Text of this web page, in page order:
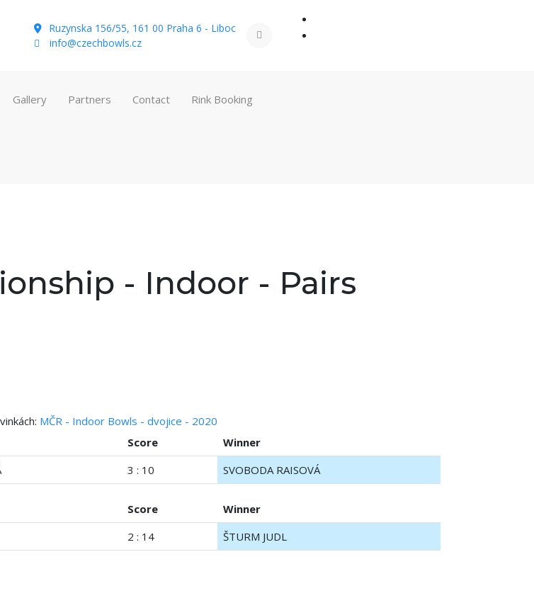
Ruzynska 156/55, 161 00 Praha 6 - Liboc
info@czechbowls.cz
Gallery Partners Contact Rink Booking
- Indoor - Pairs
MČR - Indoor Bowls - dvojice - 2020
Score
Winner
3 : 10 SVOBODA RAISOVÁ
Score
Winner
2 : 14 ŠTURM JUDL